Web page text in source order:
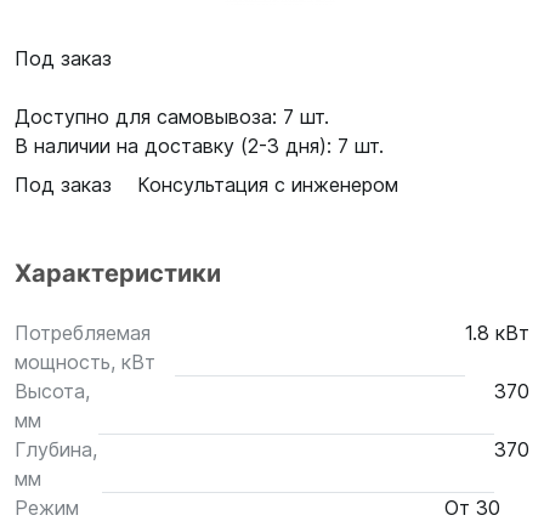
Под заказ
Доступно для самовывоза: 7 шт.
В наличии на доставку (2-3 дня): 7 шт.
Под заказ
Консультация с инженером
Характеристики
Потребляемая
мощность, кВт
1.8 кВт
Высота,
мм
370
Глубина,
мм
370
Режим
От 30